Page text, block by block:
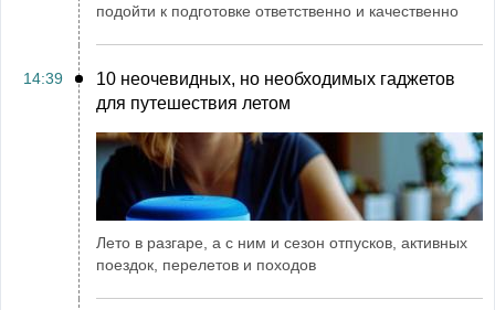
подойти к подготовке ответственно и качественно
14:39
10 неочевидных, но необходимых гаджетов
для путешествия летом
Лето в разгаре, а с ним и сезон отпусков, активных
поездок, перелетов и походов